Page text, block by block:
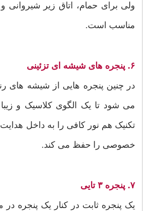
ولی برای حمام، اتاق زیر
مناسب است.
۶. پنجره های شیشه ای تزئینی
در چنین پنجره هایی از شیشه های
می شود تا یک الگوی کلاسیک و
تکنیک هم نور کافی را به داخل
خصوصی را حفظ می کند.
۷. پنجره ۳ تایی
یک پنجره ثابت در کنار یک پنجره در